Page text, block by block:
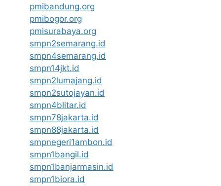
pmibandung.org
pmibogor.org
pmisurabaya.org
smpn2semarang.id
smpn4semarang.id
smpn14jkt.id
smpn2lumajang.id
smpn2sutojayan.id
smpn4blitar.id
smpn78jakarta.id
smpn88jakarta.id
smpnegeri1ambon.id
smpn1bangil.id
smpn1banjarmasin.id
smpn1biora.id